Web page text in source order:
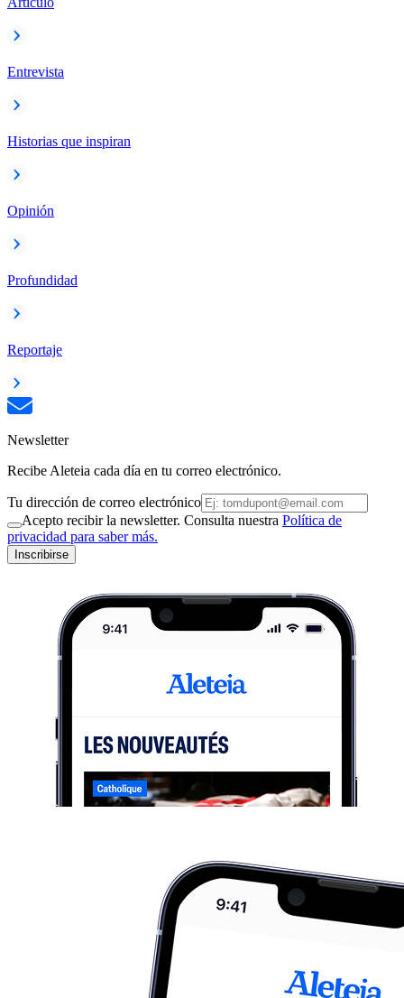
Entrevista
Historias que inspiran
Opinión
Profundidad
Reportaje
Newsletter
Recibe Aleteia cada día en tu correo electrónico.
Tu dirección de correo electrónico
Acepto recibir la newsletter. Consulta nuestra Política de
privacidad para saber más.
Inscribirse